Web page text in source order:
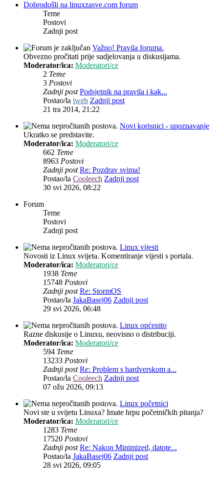
Dobrodošli na linuxzasve.com forum
Teme
Postovi
Zadnji post
Važno! Pravila foruma.
Obvezno pročitati prije sudjelovanja u diskusijama.
Moderator/ica: Moderatori/ce
2 Teme
3 Postovi
Zadnji post Podsjetnik na pravila i kak...
Postao/la iweb Zadnji post
21 tra 2014, 21:22
Novi korisnici - upoznavanje
Ukratko se predstavite.
Moderator/ica: Moderatori/ce
662 Teme
8963 Postovi
Zadnji post Re: Pozdrav svima!
Postao/la Cooleech Zadnji post
30 svi 2026, 08:22
Forum
Teme
Postovi
Zadnji post
Linux vijesti
Novosti iz Linux svijeta. Komentiranje vijesti s portala.
Moderator/ica: Moderatori/ce
1938 Teme
15748 Postovi
Zadnji post Re: StormOS
Postao/la JakaBasej06 Zadnji post
29 svi 2026, 06:48
Linux općenito
Razne diskusije o Linuxu, neovisno o distribuciji.
Moderator/ica: Moderatori/ce
594 Teme
13233 Postovi
Zadnji post Re: Problem s hardverskom a...
Postao/la Cooleech Zadnji post
07 ožu 2026, 09:13
Linux početnici
Novi ste u svijetu Linuxa? Imate hrpu početničkih pitanja?
Moderator/ica: Moderatori/ce
1283 Teme
17520 Postovi
Zadnji post Re: Nakon Minimized, datote...
Postao/la JakaBasej06 Zadnji post
28 svi 2026, 09:05